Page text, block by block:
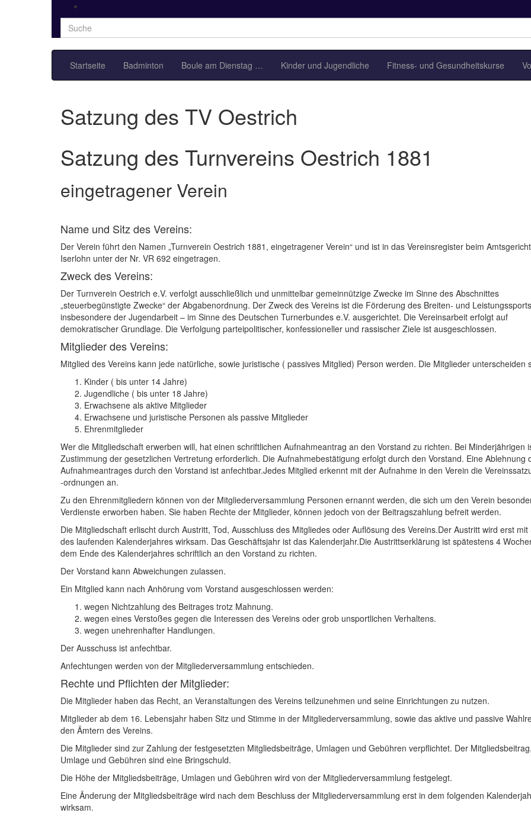
Search
for:
Startseite Badminton Boule am Dienstag … Kinder und Jugendliche Fitness- und Gesundheitskurse
Satzung des TV Oestrich
Satzung des Turnvereins Oestrich 1881
eingetragener Verein
Name und Sitz des Vereins:
Der Verein führt den Namen „Turnverein Oestrich 1881, eingetragener Verein“ und ist in das Vereinsregister beim Amtsgericht
Iserlohn unter der Nr. VR 692 eingetragen.
Zweck des Vereins:
Der Turnverein Oestrich e.V. verfolgt ausschließlich und unmittelbar gemeinnützige Zwecke im Sinne des Abschnittes
„steuerbegünstigte Zwecke“ der Abgabenordnung. Der Zweck des Vereins ist die Förderung des Breiten- und
insbesondere der Jugendarbeit – im Sinne des Deutschen Turnerbundes e.V. ausgerichtet. Die Vereinsarbeit erfolgt auf
demokratischer Grundlage. Die Verfolgung parteipolitischer, konfessioneller und rassischer Ziele ist ausgeschlossen.
Mitglieder des Vereins:
Mitglied des Vereins kann jede natürliche, sowie juristische ( passives Mitglied) Person werden. Die Mitglieder unterscheiden
Kinder ( bis unter 14 Jahre)
Jugendliche ( bis unter 18 Jahre)
Erwachsene als aktive Mitglieder
Erwachsene und juristische Personen als passive Mitglieder
Ehrenmitglieder
Wer die Mitgliedschaft erwerben will, hat einen schriftlichen Aufnahmeantrag an den Vorstand zu richten. Bei Minderjährigen
Zustimmung der gesetzlichen Vertretung erforderlich. Die Aufnahmebestätigung erfolgt durch den Vorstand. Eine Ablehnung
Aufnahmeantrages durch den Vorstand ist anfechtbar.Jedes Mitglied erkennt mit der Aufnahme in den Verein die
-ordnungen an.
Zu den Ehrenmitgliedern können von der Mitgliederversammlung Personen ernannt werden, die sich um den Verein
Verdienste erworben haben. Sie haben Rechte der Mitglieder, können jedoch von der Beitragszahlung befreit werden.
Die Mitgliedschaft erlischt durch Austritt, Tod, Ausschluss des Mitgliedes oder Auflösung des Vereins.Der Austritt wird erst mit
des laufenden Kalenderjahres wirksam. Das Geschäftsjahr ist das Kalenderjahr.Die Austrittserklärung ist spätestens 4
dem Ende des Kalenderjahres schriftlich an den Vorstand zu richten.
Der Vorstand kann Abweichungen zulassen.
Ein Mitglied kann nach Anhörung vom Vorstand ausgeschlossen werden:
wegen Nichtzahlung des Beitrages trotz Mahnung.
wegen eines Verstoßes gegen die Interessen des Vereins oder grob unsportlichen Verhaltens.
wegen unehrenhafter Handlungen.
Der Ausschuss ist anfechtbar.
Anfechtungen werden von der Mitgliederversammlung entschieden.
Rechte und Pflichten der Mitglieder:
Die Mitglieder haben das Recht, an Veranstaltungen des Vereins teilzunehmen und seine Einrichtungen zu nutzen.
Mitglieder ab dem 16. Lebensjahr haben Sitz und Stimme in der Mitgliederversammlung, sowie das aktive und passive
den Ämtern des Vereins.
Die Mitglieder sind zur Zahlung der festgesetzten Mitgliedsbeiträge, Umlagen und Gebühren verpflichtet. Der
Umlage und Gebühren sind eine Bringschuld.
Die Höhe der Mitgliedsbeiträge, Umlagen und Gebühren wird von der Mitgliederversammlung festgelegt.
Eine Änderung der Mitgliedsbeiträge wird nach dem Beschluss der Mitgliederversammlung erst in dem folgenden
wirksam.